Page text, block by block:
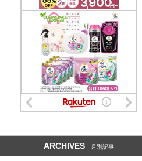
ARCHIVES 月別記事